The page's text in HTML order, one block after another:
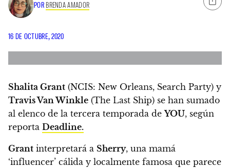
POR BRENDA AMADOR
16 DE OCTUBRE, 2020
Shalita Grant (NCIS: New Orleans, Search Party) y
Travis Van Winkle (The Last Ship) se han sumado
al elenco de la tercera temporada deYOU, según
reporta Deadline.
Grant interpretará a Sherry, una mamá
‘influencer’ cálida y localmente famosa que parece